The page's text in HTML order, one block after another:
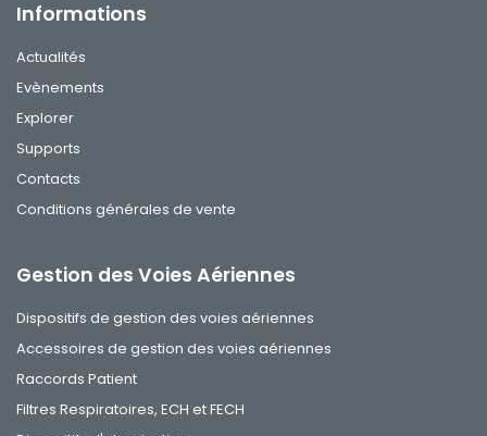
Informations
Actualités
Evènements
Explorer
Supports
Contacts
Conditions générales de vente
Gestion des Voies Aériennes
Dispositifs de gestion des voies aériennes
Accessoires de gestion des voies aériennes
Raccords Patient
Filtres Respiratoires, ECH et FECH